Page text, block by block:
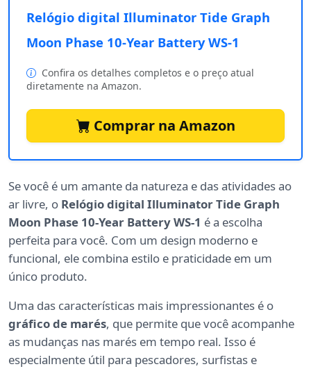
Relógio digital Illuminator Tide Graph
Moon Phase 10-Year Battery WS-1
Confira os detalhes completos e o preço atual
diretamente na Amazon.
Comprar na Amazon
Se você é um amante da natureza e das atividades ao
ar livre, o Relógio digital Illuminator Tide Graph
Moon Phase 10-Year Battery WS-1 é a escolha
perfeita para você. Com um design moderno e
funcional, ele combina estilo e praticidade em um
único produto.
Uma das características mais impressionantes é o
gráfico de marés, que permite que você acompanhe
as mudanças nas marés em tempo real. Isso é
especialmente útil para pescadores, surfistas e